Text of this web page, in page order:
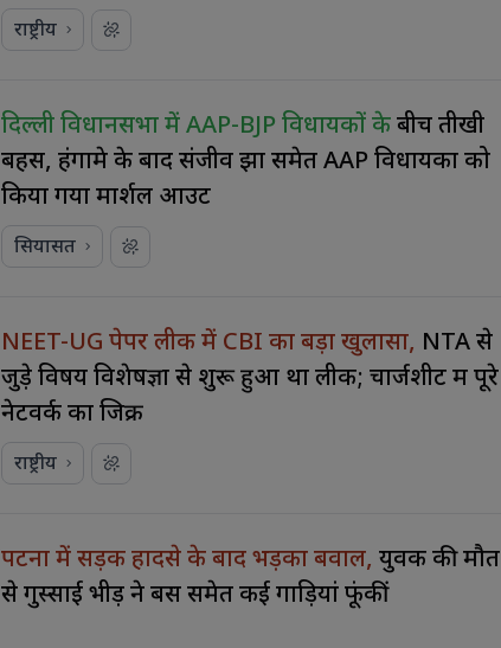
राष्ट्रीय
दिल्ली विधानसभा में AAP-BJP विधायकों केबीच तीखी
बहस, हंगामे के बाद संजीव झा समेत AAP विधायकों को
किया गया मार्शल आउट
सियासत
NEET-UG पेपर लीक में CBI का बड़ा खुलासा, NTA से
जुड़े विषय विशेषज्ञों से शुरू हुआ था लीक; चार्जशीट में पूरे
नेटवर्क का जिक्र
राष्ट्रीय
पटना में सड़क हादसे के बाद भड़का बवाल,युवक की मौत
से गुस्साई भीड़ ने बस समेत कई गाड़ियां फूंकीं